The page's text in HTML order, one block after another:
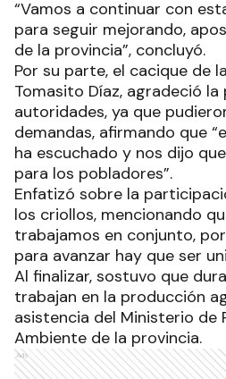
“Vamos a continuar con
para seguir mejorando,
de la provincia”, concluyó.
Por su parte, el cacique de
Tomasito Díaz, agradeció la
autoridades, ya que
demandas, afirmando que
ha escuchado y nos dijo
para los pobladores”.
Enfatizó sobre la
los criollos, mencionando
trabajamos en conjunto,
para avanzar hay que ser
Al finalizar, sostuvo que
trabajan en la producción
asistencia del Ministerio de
Ambiente de la provincia.
Ads